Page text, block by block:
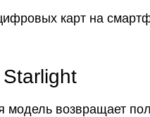
карт на
возвращает